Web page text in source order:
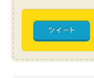
ツイート